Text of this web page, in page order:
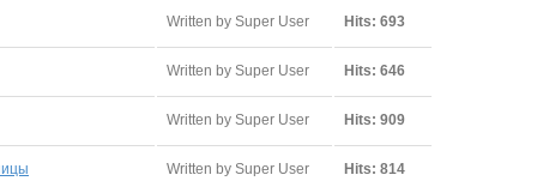
Written by Super User Hits: 693
Written by Super User Hits: 646
Written by Super User Hits: 909
Written by Super User Hits: 814